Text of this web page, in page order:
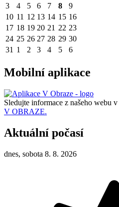
3
4 5 6 7 8
9
10 11 12 13 14 15 16
17 18 19 20 21 22 23
24 25 26 27 28 29 30
31 1 2 3 4 5 6
Mobilní aplikace
Sledujte informace z našeho webu v
V OBRAZE.
Aktuální počasí
dnes, sobota 8. 8. 2026